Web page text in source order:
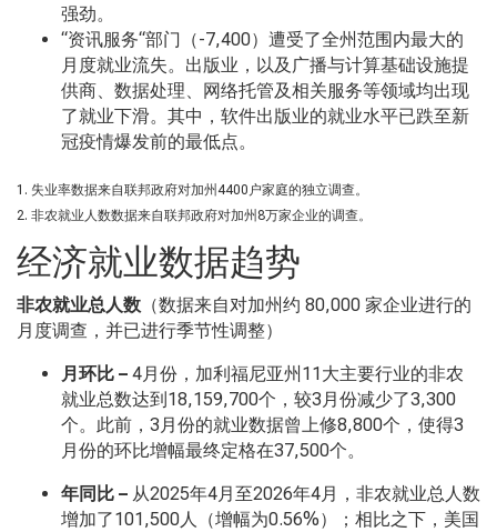
强劲。
“资讯服务“部门（-7,400）遭受了全州范围内最大的
月度就业流失。出版业，以及广播与计算基础设施提
供商、数据处理、网络托管及相关服务等领域均出现
了就业下滑。其中，软件出版业的就业水平已跌至新
冠疫情爆发前的最低点。
1. 失业率数据来自联邦政府对加州4400户家庭的独立调查。
2. 非农就业人数数据来自联邦政府对加州8万家企业的调查。
经济就业数据趋势
非农就业总人数 （数据来自对加州约 80,000 家企业进行的
月度调查，并已进行季节性调整）
月环比 – 4月份，加利福尼亚州11大主要行业的非农
就业总数达到18,159,700个，较3月份减少了3,300
个。此前，3月份的就业数据曾上修8,800个，使得3
月份的环比增幅最终定格在37,500个。
年同比 – 从2025年4月至2026年4月，非农就业总人数
增加了101,500人（增幅为0.56%）；相比之下，美国